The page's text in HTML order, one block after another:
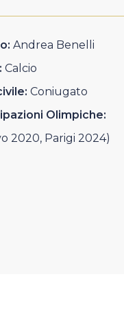
Andrea Benelli
Calcio
Coniugato
Olimpiche:
2020, Parigi 2024)